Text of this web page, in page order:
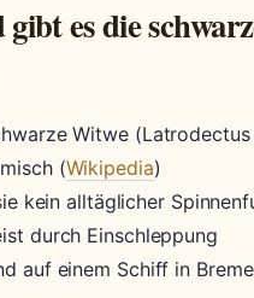
es die
Witwe
(Wikipedia)
kein alltäglicher
durch Einschleppung
auf einem Schiff in